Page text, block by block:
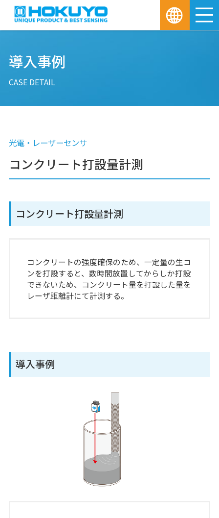
導入事例
CASE DETAIL
光電・レーザーセンサ
コンクリート打設量計測
コンクリート打設量計測
コンクリートの強度確保のため、一定量の生コ
ンを打設すると、数時間放置してからしか打設
できないため、コンクリート量を打設した量を
レーザ距離計にて計測する。
導入事例